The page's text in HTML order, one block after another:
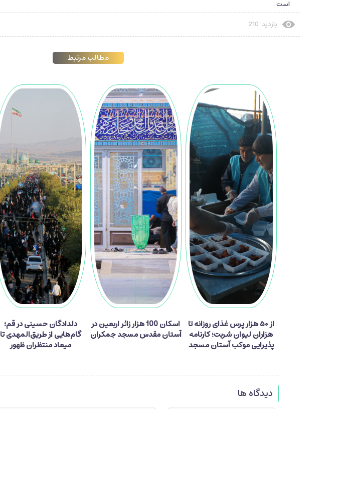
است .
بازدید: 210
مطالب مرتبط
از ۵۰ هزار پرس غذای روزانه تا
هزاران لیوان شربت؛ کارنامه
پذیرایی موکب آستان مسجد
اسکان 100 هزار زائر اربعین در
آستان مقدس مسجد جمکران
دلدادگان حسینی در قم؛
گام‌هایی از طریق‌المهدی تا
میعاد منتظران ظهور
دیدگاه ها